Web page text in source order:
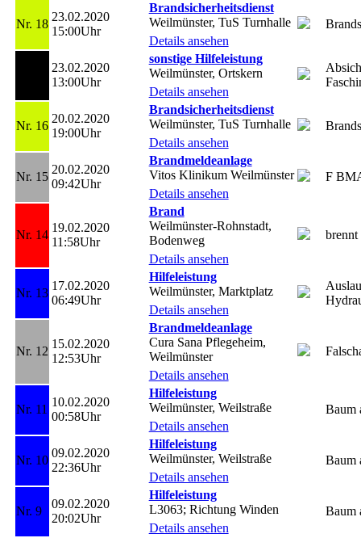
Nr. 18
23.02.2020
15:00Uhr
Brandsicherheitsdienst
Weilmünster, TuS Turnhalle
Details ansehen
23.02.2020
13:00Uhr
sonstige Hilfeleistung
Weilmünster, Ortskern
Details ansehen
Nr. 16
20.02.2020
19:00Uhr
Brandsicherheitsdienst
Weilmünster, TuS Turnhalle
Details ansehen
Nr. 15
20.02.2020
09:42Uhr
Brandmeldeanlage
Vitos Klinikum Weilmünster
Details ansehen
F
Nr. 14
19.02.2020
11:58Uhr
Brand
Weilmünster-Rohnstadt,
Bodenweg
Details ansehen
Nr. 13
17.02.2020
06:49Uhr
Hilfeleistung
Weilmünster, Marktplatz
Details ansehen
Nr. 12
15.02.2020
12:53Uhr
Brandmeldeanlage
Cura Sana Pflegeheim,
Weilmünster
Details ansehen
Nr. 11
10.02.2020
00:58Uhr
Hilfeleistung
Weilmünster, Weilstraße
Details ansehen
Baum
Nr. 10
09.02.2020
22:36Uhr
Hilfeleistung
Weilmünster, Weilstraße
Details ansehen
Baum
Nr. 9
09.02.2020
20:02Uhr
Hilfeleistung
L3063; Richtung Winden
Details ansehen
Baum